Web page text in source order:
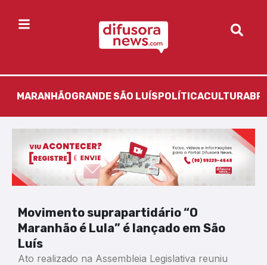
MARANHÃOGRANDE SÃO LUÍS POLÍTICACULTURA
Movimento suprapartidário “O
Maranhão é Lula” é lançado em São
Luís
Ato realizado na Assembleia Legislativa reuniu